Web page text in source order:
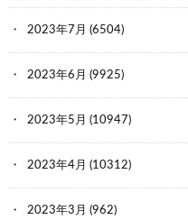
2023年7月 (6504)
2023年6月 (9925)
2023年5月 (10947)
2023年4月 (10312)
2023年3月 (962)